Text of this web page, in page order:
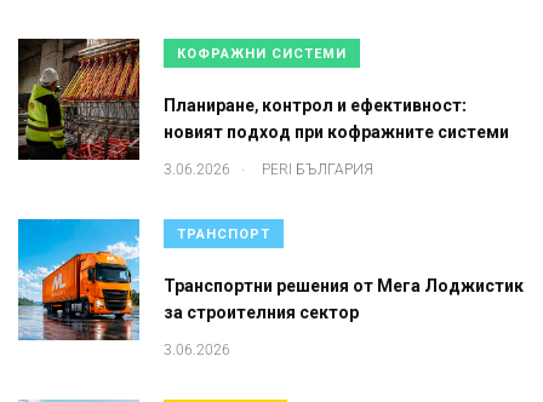
КОФРАЖНИ СИСТЕМИ
Планиране, контрол и ефективност:
новият подход при кофражните системи
3.06.2026 . PERI БЪЛГАРИЯ
ТРАНСПОРТ
Транспортни решения от Мега Лоджистик
за строителния сектор
3.06.2026